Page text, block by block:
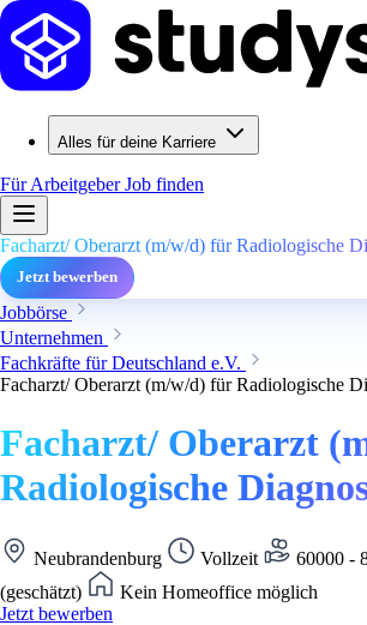
Alles für deine Karriere
Für ArbeitgeberJob finden
Facharzt/ Oberarzt (m/w/d) für Radiologische
Jetzt bewerben
Jobbörse
Unternehmen
Fachkräfte für Deutschland e.V.
Facharzt/ Oberarzt (m/w/d) für Radiologische
Facharzt/ Oberarzt
Radiologische
Neubrandenburg Vollzeit
60000 -
(geschätzt)
Kein Homeoffice möglich
Jetzt bewerben